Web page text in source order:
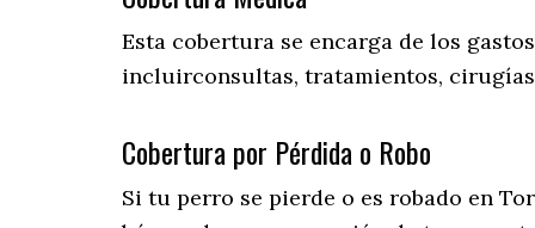
Esta cobertura se encarga de los
incluirconsultas, tratamientos,
Cobertura por Pérdida o Robo
Si tu perro se pierde o es robado en